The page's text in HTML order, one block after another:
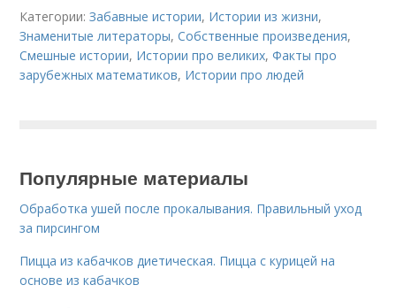
Категории:Забавные истории, Истории из жизни,
Знаменитые литераторы,Собственные произведения,
Смешные истории, Истории про великих,Факты про
зарубежных математиков, Истории про людей
Популярные материалы
Обработка ушей после прокалывания. Правильный уход
за пирсингом
Пицца из кабачков диетическая. Пицца с курицей на
основе из кабачков